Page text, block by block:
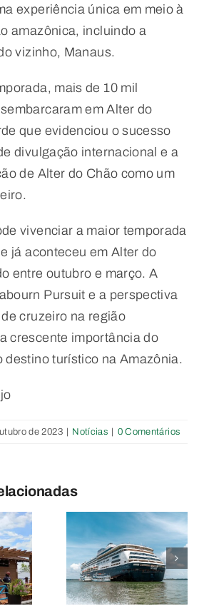
experiência única em meio à
amazônica, incluindo a
vizinho, Manaus.
mais de 10 mil
em Alter do
que evidenciou o sucesso
divulgação internacional e a
de Alter do Chão como um
vivenciar a maior temporada
já aconteceu em Alter do
entre outubro e março. A
Pursuit e a perspectiva
cruzeiro na região
crescente importância do
destino turístico na Amazônia.
de 2023 | Notícias | 0 Comentários
em
rota
na
Amazônia é
antecipada